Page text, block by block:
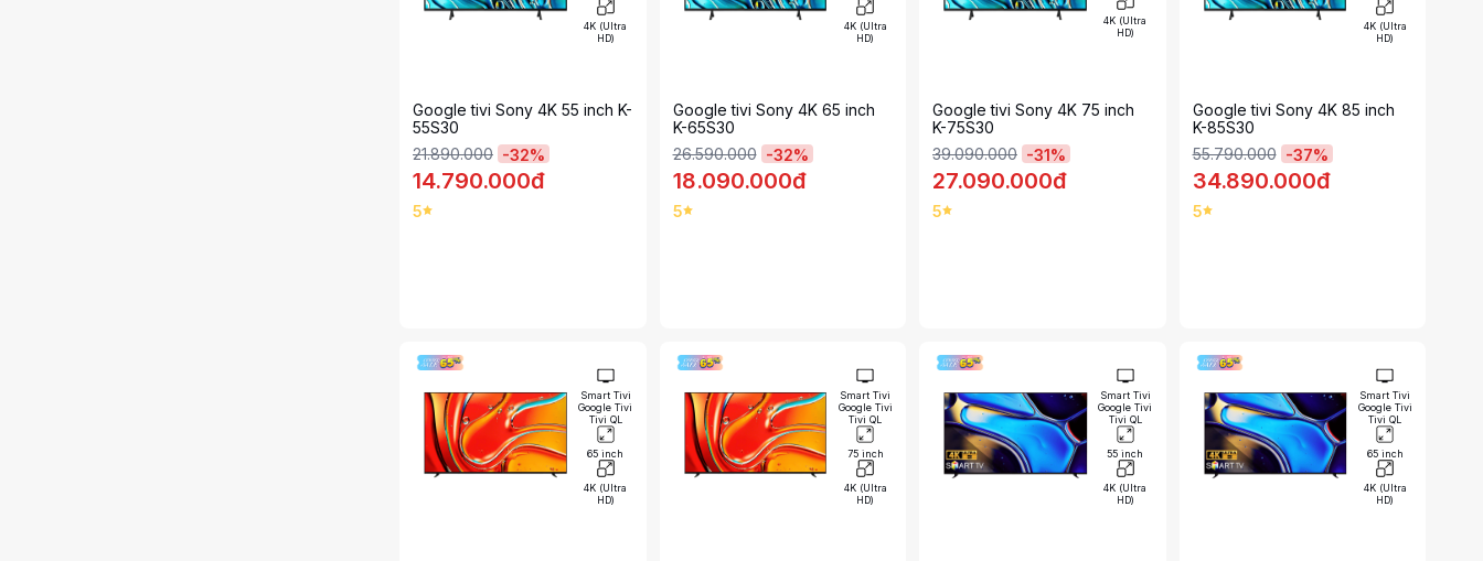
4K (Ultra
HD)
Google tivi Sony 4K 55 inch K-
55S30
21.890.000 -32%
14.790.000đ
5
4K (Ultra
HD)
Google tivi Sony 4K 65 inch
K-65S30
26.590.000 -32%
18.090.000đ
5
4K (Ultra
HD)
Google tivi Sony 4K 75 inch
K-75S30
39.090.000 -31%
27.090.000đ
5
4K (Ultra
HD)
Google tivi Sony 4K 85 inch
K-85S30
55.790.000 -37%
34.890.000đ
5
Smart Tivi
Google Tivi
Tivi QL
65 inch
4K (Ultra
HD)
Smart Tivi
Google Tivi
Tivi QL
75 inch
4K (Ultra
HD)
Smart Tivi
Google Tivi
Tivi QL
55 inch
4K (Ultra
HD)
Smart Tivi
Google Tivi
Tivi QL
65 inch
4K (Ultra
HD)